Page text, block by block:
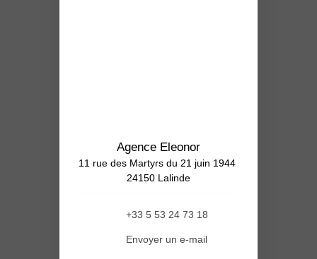
Agence Eleonor
11 rue des Martyrs du 21 juin 1944
24150 Lalinde
+33 5 53 24 73 18
Envoyer un e-mail